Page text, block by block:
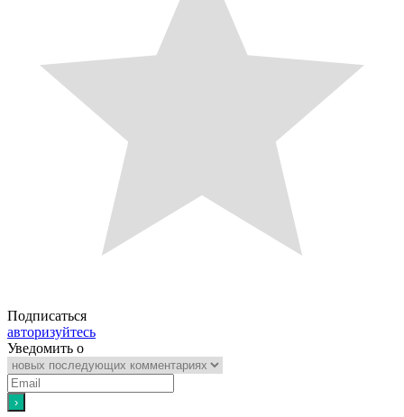
Подписаться
авторизуйтесь
Уведомить о